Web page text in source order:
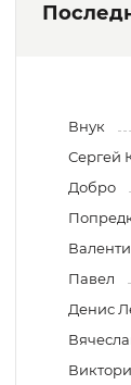
Внук
Сергей
Добро
Павел
Денис